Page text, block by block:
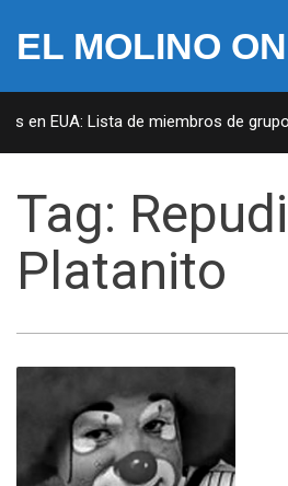
EL MOLINO
en EUA: Lista de miembros de
Tag:
Platanito